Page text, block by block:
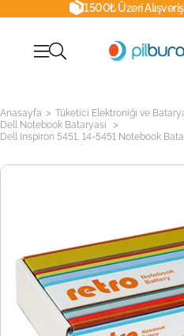
1500₺ Üzeri
Anasayfa > Tüketici Elektroniği ve
Dell Notebook Bataryası >
Dell Inspiron 5451, 14-5451 Notebook